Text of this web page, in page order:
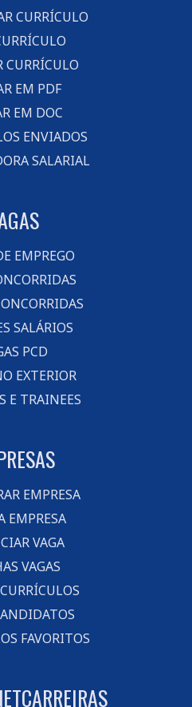
CURRÍCULO
CURRÍCULO
EM PDF
EM DOC
ENVIADOS
SALARIAL
EMPREGO
SALÁRIOS
PCD
EXTERIOR
E TRAINEES
EMPRESA
EMPRESA
VAGA
VAGAS
FAVORITOS